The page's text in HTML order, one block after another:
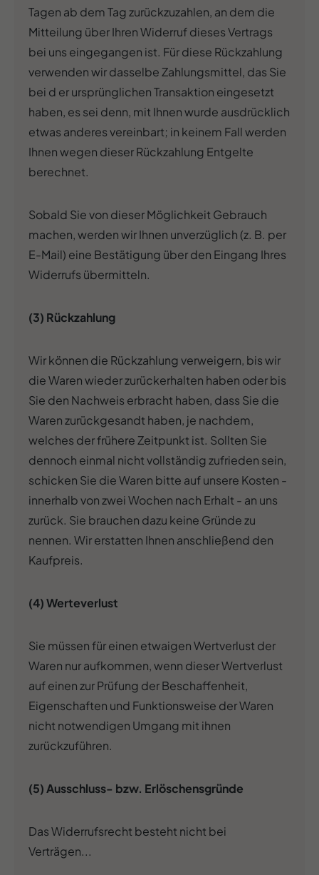
Tagen ab dem Tag zurückzuzahlen, an dem die
Mitteilung über Ihren Widerruf dieses Vertrags
bei uns eingegangen ist. Für diese Rückzahlung
verwenden wir dasselbe Zahlungsmittel, das Sie
bei d er ursprünglichen Transaktion eingesetzt
haben, es sei denn, mit Ihnen wurde ausdrücklich
etwas anderes vereinbart; in keinem Fall werden
Ihnen wegen dieser Rückzahlung Entgelte
berechnet.
Sobald Sie von dieser Möglichkeit Gebrauch
machen, werden wir Ihnen unverzüglich (z. B. per
E-Mail) eine Bestätigung über den Eingang Ihres
Widerrufs übermitteln.
(3) Rückzahlung
Wir können die Rückzahlung verweigern, bis wir
die Waren wieder zurückerhalten haben oder bis
Sie den Nachweis erbracht haben, dass Sie die
Waren zurückgesandt haben, je nachdem,
welches der frühere Zeitpunkt ist. Sollten Sie
dennoch einmal nicht vollständig zufrieden sein,
schicken Sie die Waren bitte auf unsere Kosten -
innerhalb von zwei Wochen nach Erhalt - an uns
zurück. Sie brauchen dazu keine Gründe zu
nennen. Wir erstatten Ihnen anschließend den
Kaufpreis.
(4) Werteverlust
Sie müssen für einen etwaigen Wertverlust der
Waren nur aufkommen, wenn dieser Wertverlust
auf einen zur Prüfung der Beschaffenheit,
Eigenschaften und Funktionsweise der Waren
nicht notwendigen Umgang mit ihnen
zurückzuführen.
(5) Ausschluss- bzw. Erlöschensgründe
Das Widerrufsrecht besteht nicht bei
Verträgen...